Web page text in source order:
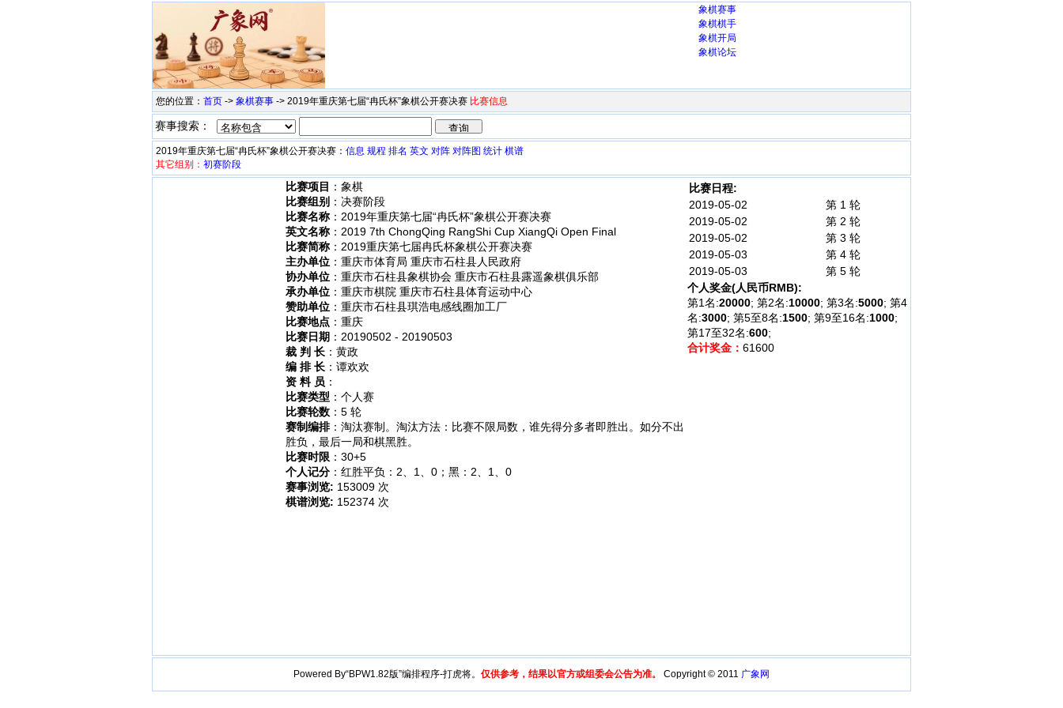
象棋赛事
象棋棋手
象棋开局
象棋论坛
您的位置： 首页 -> 象棋赛事 -> 2019年重庆第七届“冉氏杯”象棋公开赛决赛 比赛信息
赛事搜索：
2019年重庆第七届“冉氏杯”象棋公开赛决赛： 信息 规程 排名 英文 对阵 对阵图 统计 棋谱
其它组别： 初赛阶段
比赛项目 ：象棋
比赛组别 ：决赛阶段
比赛名称 ：2019年重庆第七届“冉氏杯”象棋公开赛决赛
英文名称 ：2019 7th ChongQing RangShi Cup XiangQi Open Final
比赛简称 ：2019重庆第七届冉氏杯象棋公开赛决赛
主办单位 ：重庆市体育局 重庆市石柱县人民政府
协办单位 ：重庆市石柱县象棋协会 重庆市石柱县露遥象棋俱乐部
承办单位 ：重庆市棋院 重庆市石柱县体育运动中心
赞助单位 ：重庆市石柱县琪浩电感线圈加工厂
比赛地点 ：重庆
比赛日期 ：20190502 - 20190503
裁 判 长 ：黄政
编 排 长 ：谭欢欢
资 料 员 ：
比赛类型 ：个人赛
比赛轮数 ：5 轮
赛制编排：淘汰赛制。淘汰方法：比赛不限局数，谁先得分多者即胜出。如分不出
胜负，最后一局和棋黑胜。
比赛时限 ：30+5
个人记分 ：红胜平负：2、1、0；黑：2、1、0
赛事浏览: 153009 次
棋谱浏览: 152374 次
比赛日程:
2019-05-02
第 1 轮
2019-05-02
第 2 轮
2019-05-02
第 3 轮
2019-05-03
第 4 轮
2019-05-03
第 5 轮
个人奖金(人民币RMB):
第1名:20000; 第2名:10000; 第3名:5000; 第4
名:3000; 第5至8名:1500; 第9至16名:1000;
第17至32名:600;
合计奖金： 61600
Powered By“BPW1.82版”编排程序-打虎将。 仅供参考，结果以官方或组委会公告为准。 Copyright © 2011 广象网